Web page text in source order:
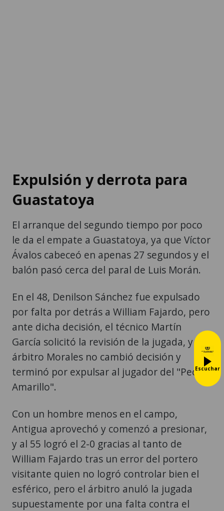
Expulsión y derrota para
Guastatoya
El arranque del segundo tiempo por poco
le da el empate a Guastatoya, ya que Víctor
Ávalos cabeceó en apenas 27 segundos y el
balón pasó cerca del paral de Luis Morán.
En el 48, Denilson Sánchez fue expulsado
por falta por detrás a William Fajardo, pero
ante dicha decisión, el técnico Martín
García solicitó la revisión de la jugada, y el
árbitro Morales no cambió decisión y
terminó por expulsar al jugador del "Pecho
Amarillo".
Con un hombre menos en el campo,
Antigua aprovechó y comenzó a presionar,
y al 55 logró el 2-0 gracias al tanto de
William Fajardo tras un error del portero
visitante quien no logró controlar bien el
esférico, pero el árbitro anuló la jugada
supuestamente por una falta contra el
Escuchar